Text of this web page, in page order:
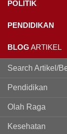
POLITIK
PENDIDIKAN
BLOG ARTIKEL
Search Artikel/
Pendidikan
Olah Raga
Kesehatan